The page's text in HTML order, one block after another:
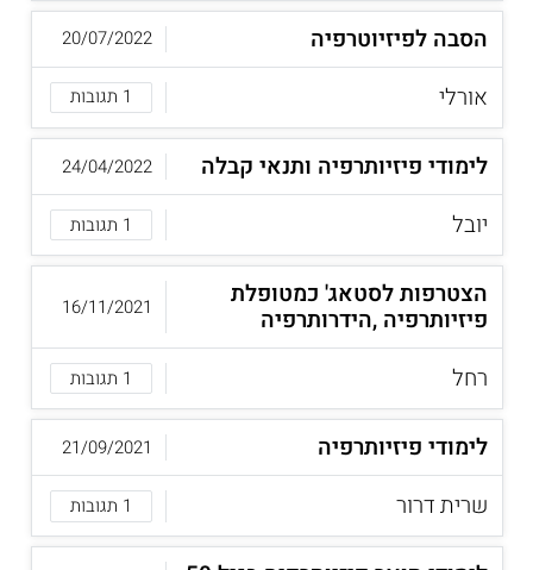
הסבה לפיזיוטרפיה
אורלי
1 תגובות
20/07/2022
לימודי פיזיותרפיה ותנאי קבלה
יובל
1 תגובות
24/04/2022
הצטרפות לסטאג' כמטופלת
פיזיותרפיה ,הידרותרפיה
רחל
1 תגובות
16/11/2021
לימודי פיזיותרפיה
שרית דרור
1 תגובות
21/09/2021